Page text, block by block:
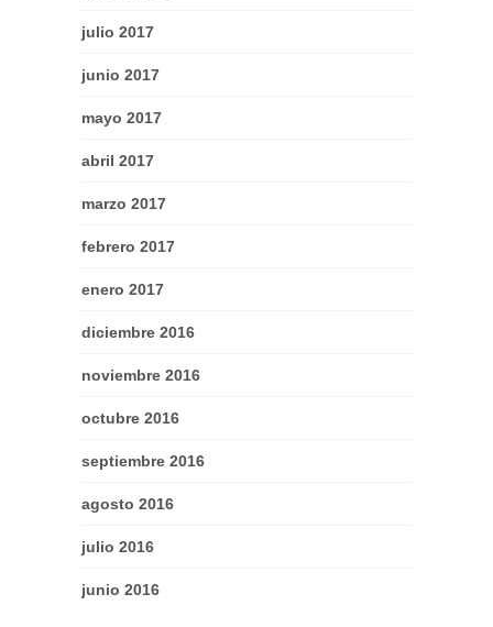
julio 2017
junio 2017
mayo 2017
abril 2017
marzo 2017
febrero 2017
enero 2017
diciembre 2016
noviembre 2016
octubre 2016
septiembre 2016
agosto 2016
julio 2016
junio 2016